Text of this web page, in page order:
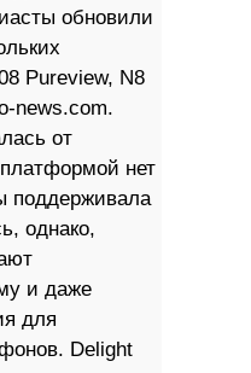
обновили
Pureview, N8
news.com.
от
нет
поддерживала
однако,
и даже
для
Delight